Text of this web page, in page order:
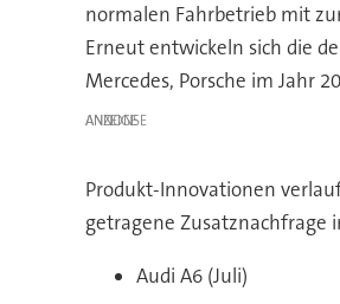
normalen Fahrbetrieb mit
Erneut entwickeln sich die
Mercedes, Porsche im Jahr
ANZEIGE
Produkt-Innovationen
getragene Zusatznachfrage
Audi A6 (Juli)